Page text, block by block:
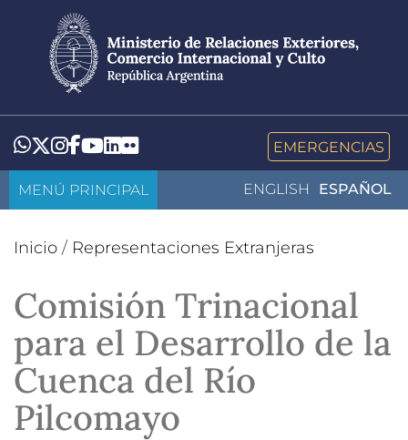
contenido
principal
Whatsapp
Twitter
Instagram
Facebook
YouTube
LinkedIn
Flickr EMERGENCIAS
ENGLISH ESPAÑOL
MENÚ PRINCIPAL
Inicio / Representaciones Extranjeras
Comisión Trinacional
para el Desarrollo de la
Cuenca del Río
Pilcomayo